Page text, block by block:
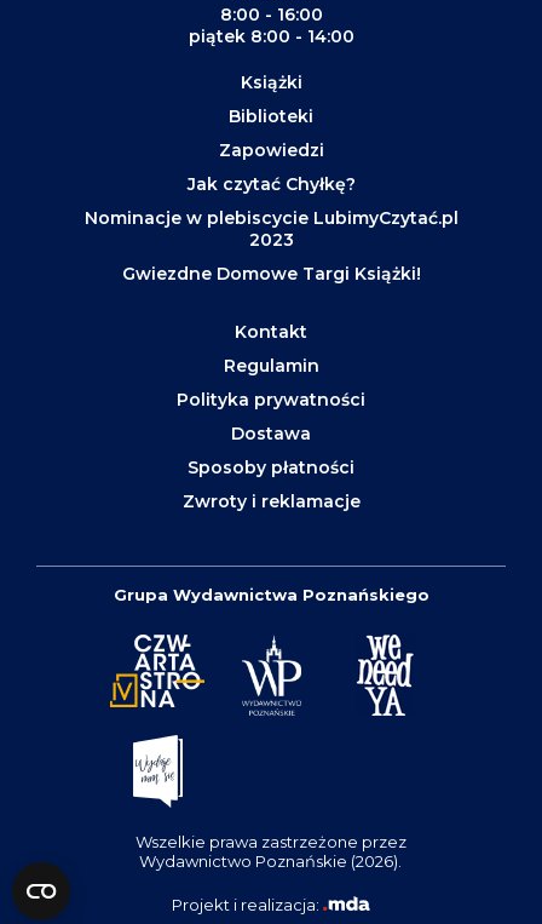
8:00 - 16:00
piątek 8:00 - 14:00
Książki
Biblioteki
Zapowiedzi
Jak czytać Chyłkę?
Nominacje w plebiscycie LubimyCzytać.pl
2023
Gwiezdne Domowe Targi Książki!
Kontakt
Regulamin
Polityka prywatności
Dostawa
Sposoby płatności
Zwroty i reklamacje
Grupa Wydawnictwa Poznańskiego
Wszelkie prawa zastrzeżone przez
Wydawnictwo Poznańskie (2026).
Projekt i realizacja: